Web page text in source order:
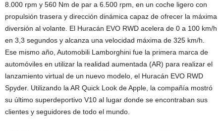
8.000 rpm y 560 Nm de par a 6.500 rpm, en un coche ligero con
propulsión trasera y dirección dinámica capaz de ofrecer la máxima
diversión al volante. El Huracán EVO RWD acelera de 0 a 100 km/h
en 3,3 segundos y alcanza una velocidad máxima de 325 km/h.
Ese mismo año, Automobili Lamborghini fue la primera marca de
automóviles en utilizar la realidad aumentada (AR) para realizar el
lanzamiento virtual de un nuevo modelo, el Huracán EVO RWD
Spyder. Utilizando la AR Quick Look de Apple, la compañía mostró
su último superdeportivo V10 al lugar donde se encontraban sus
clientes y seguidores de todo el mundo.